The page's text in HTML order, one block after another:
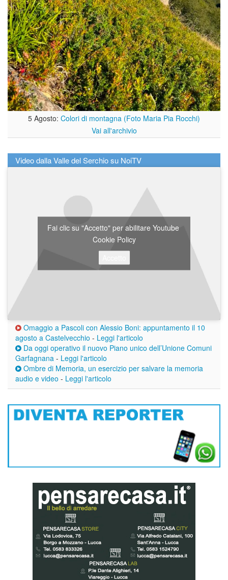
5 Agosto: Colori di montagna (Foto Maria Pia Rocchi)
Vai all'archivio
Video dalla Valle del Serchio su NoiTV
Fai clic su "Accetto" per abilitare Youtube
Cookie Policy
Omaggio a Pascoli con Alessio Boni: appuntamento il 10
agosto a Castelvecchio - Leggi l'articolo
Da oggi operativo il nuovo Piano unico dell’Unione Comuni
Garfagnana - Leggi l'articolo
Ombre di Memoria, un esercizio per salvare la memoria
audio e video - Leggi l'articolo